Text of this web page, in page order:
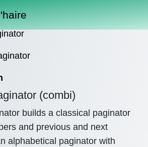
(combi)
builds a classical paginator
and previous and next
alphabetical paginator with